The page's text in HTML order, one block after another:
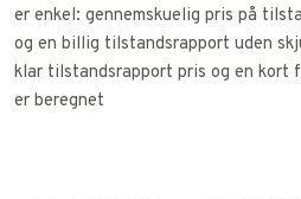
er enkel: gennemskuelig pris på
og en billig tilstandsrapport uden
klar tilstandsrapport pris og en kort
er beregnet